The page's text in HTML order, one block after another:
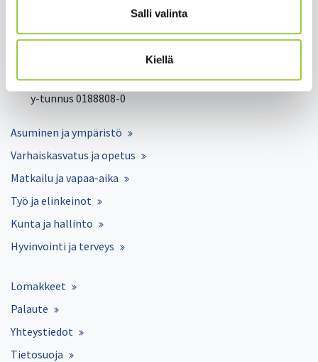
Salli valinta
Kiellä
Salmelankuja 1, 88300 Paltamo
y-tunnus 0188808-0
Asuminen ja ympäristö
Varhaiskasvatus ja opetus
Matkailu ja vapaa-aika
Työ ja elinkeinot
Kunta ja hallinto
Hyvinvointi ja terveys
Lomakkeet
Palaute
Yhteystiedot
Tietosuoja